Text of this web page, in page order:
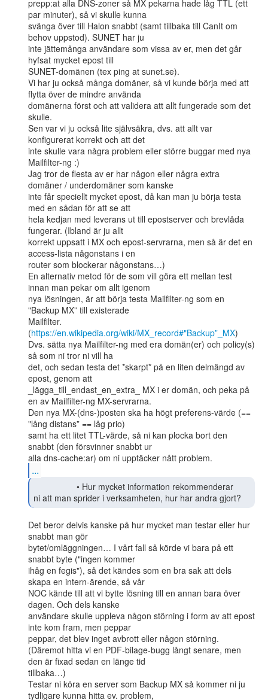
prepp:at alla DNS-zoner så MX pekarna hade låg TTL (ett
par minuter), så vi skulle kunna
svänga över till Halon snabbt (samt tillbaka till CanIt om
behov uppstod). SUNET har ju
inte jättemånga användare som vissa av er, men det går
hyfsat mycket epost till
SUNET-domänen (tex ping at sunet.se).
Vi har ju också många domäner, så vi kunde börja med att
flytta över de mindre använda
domänerna först och att validera att allt fungerade som det
skulle.
Sen var vi ju också lite självsäkra, dvs. att allt var
konfigurerat korrekt och att det
inte skulle vara några problem eller större buggar med nya
Mailfilter-ng :)
Jag tror de flesta av er har någon eller några extra
domäner / underdomäner som kanske
inte får speciellt mycket epost, då kan man ju börja testa
med en sådan för att se att
hela kedjan med leverans ut till epostserver och brevlåda
fungerar. (Ibland är ju allt
korrekt uppsatt i MX och epost-servrarna, men så är det en
access-lista någonstans i en
router som blockerar någonstans…)
En alternativ metod för de som vill göra ett mellan test
innan man pekar om allt igenom
nya lösningen, är att börja testa Mailfilter-ng som en
"Backup MX” till existerade
Mailfilter.
(https://en.wikipedia.org/wiki/MX_record#"Backup”_MX)
Dvs. sätta nya Mailfilter-ng med era domän(er) och policy(s)
så som ni tror ni vill ha
det, och sedan testa det *skarpt* på en liten delmängd av
epost, genom att
_lägga_till_endast_en_extra_ MX i er domän, och peka på
en av Mailfilter-ng MX-servrarna.
Den nya MX-(dns-)posten ska ha högt preferens-värde (==
"lång distans” == låg prio)
samt ha ett litet TTL-värde, så ni kan plocka bort den
snabbt (den försvinner snabbt ur
...
ni att man sprider i verksamheten, hur har andra gjort?
Det beror delvis kanske på hur mycket man testar eller hur
snabbt man gör
bytet/omläggningen… I vårt fall så körde vi bara på ett
snabbt byte ("ingen kommer
ihåg en fegis"), så det kändes som en bra sak att dels
skapa en intern-ärende, så vår
NOC kände till att vi bytte lösning till en annan bara över
dagen. Och dels kanske
användare skulle uppleva någon störning i form av att epost
inte kom fram, men peppar
peppar, det blev inget avbrott eller någon störning.
(Däremot hitta vi en PDF-bilage-bugg långt senare, men
den är fixad sedan en länge tid
tillbaka…)
Testar ni köra en server som Backup MX så kommer ni ju
tydligare kunna hitta ev. problem,